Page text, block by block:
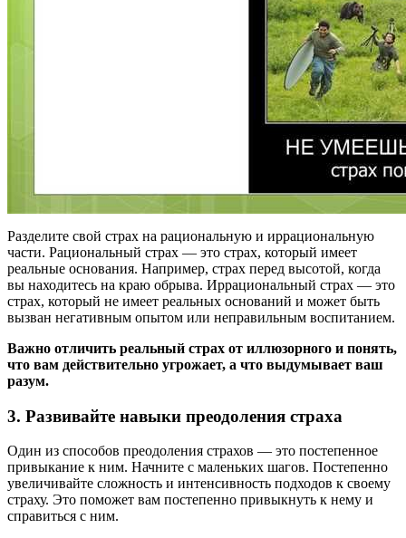
Разделите свой страх на рациональную и иррациональную
части. Рациональный страх — это страх, который имеет
реальные основания. Например, страх перед высотой, когда
вы находитесь на краю обрыва. Иррациональный страх — это
страх, который не имеет реальных оснований и может быть
вызван негативным опытом или неправильным воспитанием.
Важно отличить реальный страх от иллюзорного и понять,
что вам действительно угрожает, а что выдумывает ваш
разум.
3. Развивайте навыки преодоления страха
Один из способов преодоления страхов — это постепенное
привыкание к ним. Начните с маленьких шагов. Постепенно
увеличивайте сложность и интенсивность подходов к своему
страху. Это поможет вам постепенно привыкнуть к нему и
справиться с ним.